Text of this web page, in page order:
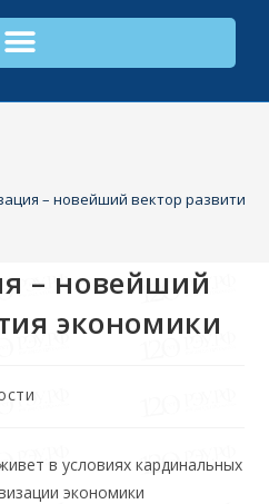
– новейший вектор развития
– новейший
экономики
в ус­ловиях кардинальных
экономики